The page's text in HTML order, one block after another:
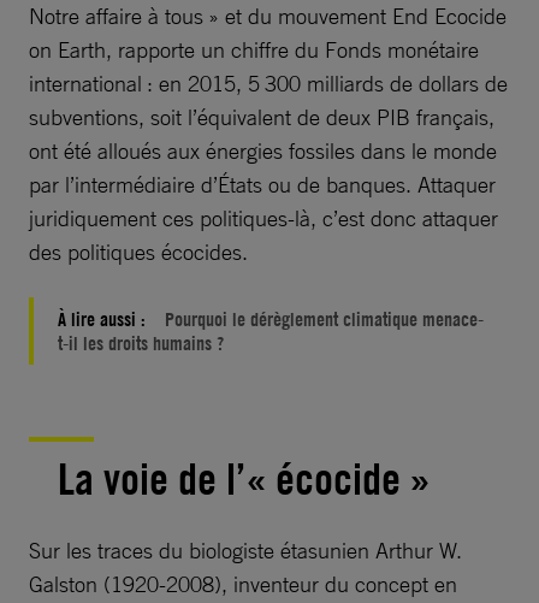
Notre affaire à tous » et du mouvement End Ecocide
on Earth, rapporte un chiffre du Fonds monétaire
international : en 2015, 5 300 milliards de dollars de
subventions, soit l’équivalent de deux PIB français,
ont été alloués aux énergies fossiles dans le monde
par l’intermédiaire d’États ou de banques. Attaquer
juridiquement ces politiques-là, c’est donc attaquer
des politiques écocides.
À lire aussi :
Pourquoi le dérèglement climatique menace-
t-il les droits humains ?
La voie de l’« écocide »
Sur les traces du biologiste étasunien Arthur W.
Galston (1920-2008), inventeur du concept en